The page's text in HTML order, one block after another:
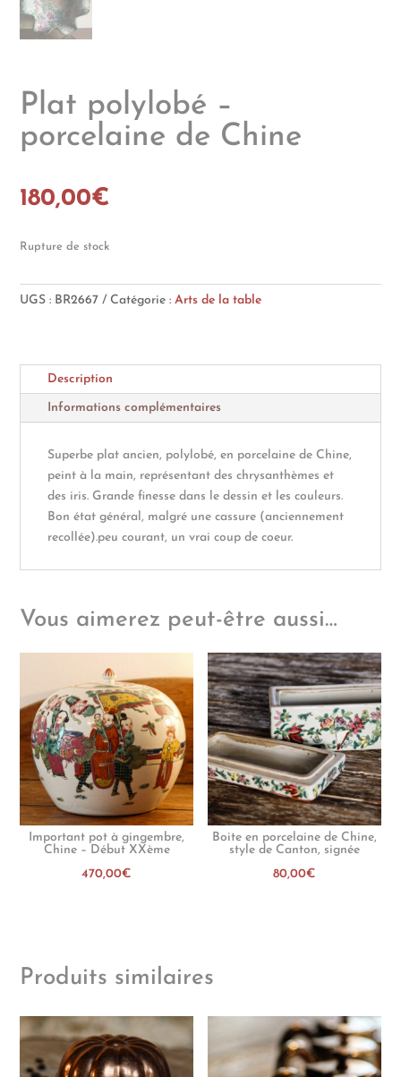
Plat polylobé –
porcelaine de Chine
180,00€
Rupture de stock
UGS : BR2667 Catégorie :Arts de la table
Description
Informations complémentaires
Superbe plat ancien, polylobé, en porcelaine de Chine,
peint à la main, représentant des chrysanthèmes et
des iris. Grande finesse dans le dessin et les couleurs.
Bon état général, malgré une cassure (anciennement
recollée).peu courant, un vrai coup de coeur.
Vous aimerez peut-être aussi…
Important pot à gingembre,
Chine – Début XXème
470,00€
Boite en porcelaine de Chine,
style de Canton, signée
80,00€
Produits similaires